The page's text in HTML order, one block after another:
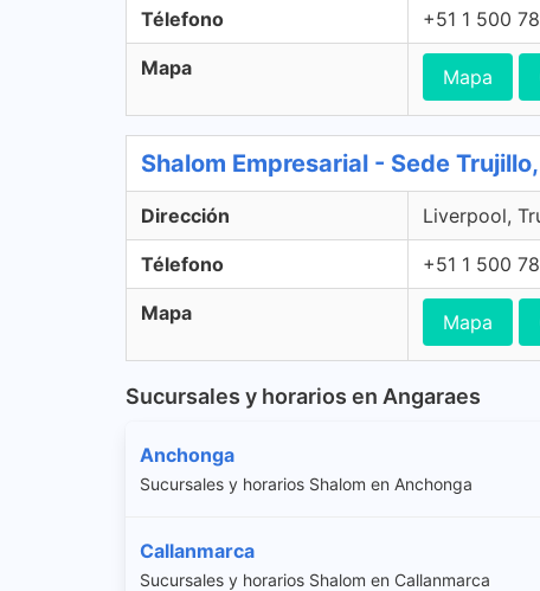
Télefono +51 1 500
Mapa Mapa
Shalom Empresarial - Sede
Dirección Liverpool,
Télefono +51 1 500
Mapa Mapa
Sucursales y horarios en Angaraes
Anchonga
Sucursales y horarios Shalom en Anchonga
Callanmarca
Sucursales y horarios Shalom en Callanmarca